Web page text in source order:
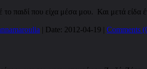
παιδί που είχα μέσα μου. Και μετά είδα
| Date: 2012-04-19 | Comments